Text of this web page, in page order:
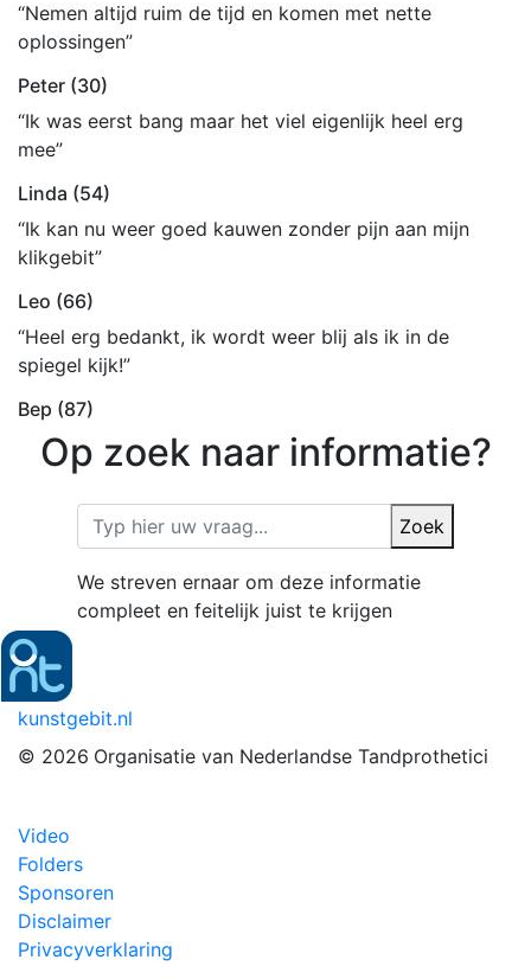
“Nemen altijd ruim de tijd en komen met nette
oplossingen”
Peter (30)
“Ik was eerst bang maar het viel eigenlijk heel erg
mee”
Linda (54)
“Ik kan nu weer goed kauwen zonder pijn aan mijn
klikgebit”
Leo (66)
“Heel erg bedankt, ik wordt weer blij als ik in de
spiegel kijk!”
Bep (87)
Op zoek naar informatie?
Zoek
We streven ernaar om deze informatie
compleet en feitelijk juist te krijgen
kunstgebit.nl
© 2026 Organisatie van Nederlandse Tandprothetici
Video
Folders
Sponsoren
Disclaimer
Privacyverklaring